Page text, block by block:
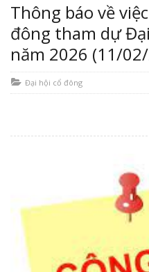
Thông báo về
đông tham dự
năm 2026 (11/
Đại hội cổ đông